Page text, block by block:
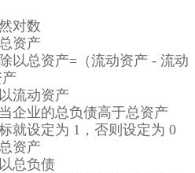
对数
资产
以总资产=（流动资产 - 流动
流动资产
企业的总负债高于总资产
就设定为 1，否则设定为 0
资产
总负债